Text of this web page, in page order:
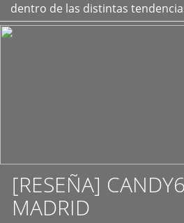
dentro de las distintas
[RESEÑA]
MADRID